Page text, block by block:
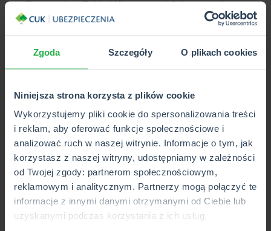
Zgoda Szczegóły O plikach cookies
Niniejsza strona korzysta z plików cookie
Wykorzystujemy pliki cookie do spersonalizowania treści
i reklam, aby oferować funkcje społecznościowe i
analizować ruch w naszej witrynie. Informacje o tym, jak
korzystasz z naszej witryny, udostępniamy w zależności
od Twojej zgody: partnerom społecznościowym,
reklamowym i analitycznym. Partnerzy mogą połączyć te
informacje z innymi danymi otrzymanymi od Ciebie lub
uzyskanymi podczas korzystania z ich usług.
czy Powszechny Zakład Ubezpieczeń S.A. z siedzibą w
Warszawie. Lista obejmuje łącznie 8 towarzystw
Jeśli zdecydujesz się na współpracę z CUK Ubezpieczenia,
możesz liczyć na większy komfort. Porównamy dla Ciebie
polisę online, w aplikacji, w placówce, a także przez telefon.
Wybierzesz też taki wariant, który najbardziej Ci
odpowiada. Do polisy dla upraw możesz też dokupić
ubezpieczenie tuneli foliowych czy też środki do produkcji
roślin. Wystarczy, że wypełnisz formularz, a nasz doradca
skontaktuje się z Tobą.
Ubezpieczenie szklarni w ogrodzie